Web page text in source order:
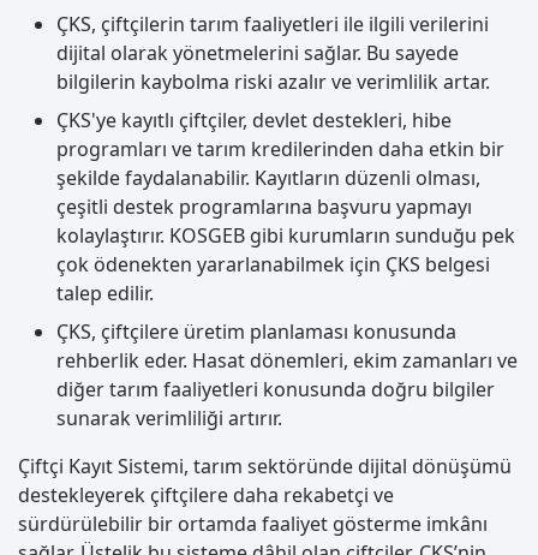
ÇKS, çiftçilerin tarım faaliyetleri ile ilgili verilerini
dijital olarak yönetmelerini sağlar. Bu sayede
bilgilerin kaybolma riski azalır ve verimlilik artar.
ÇKS'ye kayıtlı çiftçiler, devlet destekleri, hibe
programları ve tarım kredilerinden daha etkin bir
şekilde faydalanabilir. Kayıtların düzenli olması,
çeşitli destek programlarına başvuru yapmayı
kolaylaştırır. KOSGEB gibi kurumların sunduğu pek
çok ödenekten yararlanabilmek için ÇKS belgesi
talep edilir.
ÇKS, çiftçilere üretim planlaması konusunda
rehberlik eder. Hasat dönemleri, ekim zamanları ve
diğer tarım faaliyetleri konusunda doğru bilgiler
sunarak verimliliği artırır.
Çiftçi Kayıt Sistemi, tarım sektöründe dijital dönüşümü
destekleyerek çiftçilere daha rekabetçi ve
sürdürülebilir bir ortamda faaliyet gösterme imkânı